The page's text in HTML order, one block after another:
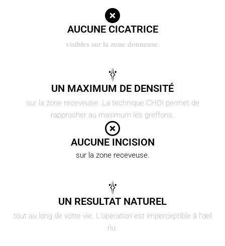
AUCUNE CICATRICE
visibles sur la zone donneuse.
UN MAXIMUM DE DENSITÉ
sur la zone receveuse. La technique CHOI permet de
rapprocher au maximum les greffons.
AUCUNE INCISION
sur la zone receveuse.
UN RESULTAT NATUREL
tout au long de votre vie. L'opération est imperceptible à l'œil
nu.